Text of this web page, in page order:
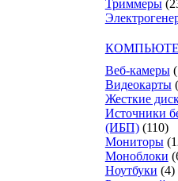
Триммеры
Веб-камеры
Видеокарты
Жесткие
Источники
(ИБП) (110)
Мониторы
Моноблоки
Ноутбуки (4)